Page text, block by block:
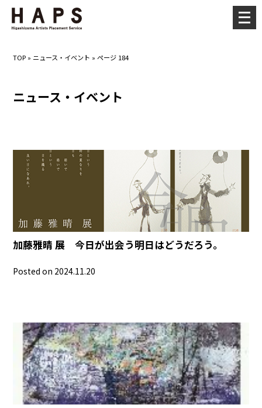
TOP » ニュース・イベント »ページ 184
ニュース・イベント
加藤雅晴 展 今日が出会う明日はどうだろう。
Posted on 2024.11.20
メ
ニ